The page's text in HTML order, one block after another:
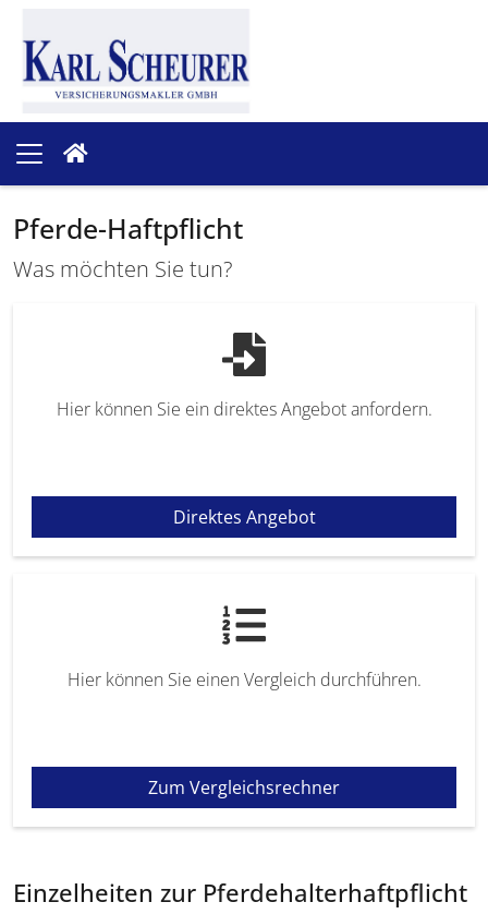
Pferde-Haftpflicht
Was möchten Sie tun?
Hier können Sie ein direktes Angebot anfordern.
Direktes Angebot
Hier können Sie einen Vergleich durchführen.
Zum Vergleichsrechner
Einzelheiten zur Pferdehalterhaftpflicht